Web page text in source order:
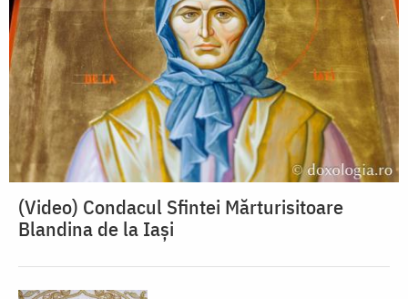
(Video) Condacul Sfintei Mărturisitoare
Blandina de la Iași